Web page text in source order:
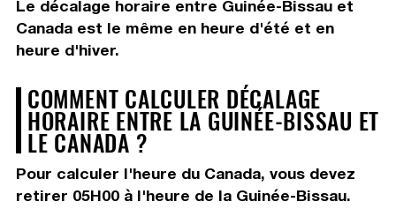
Le décalage horaire entre Guinée-Bissau et
Canada est le même en heure d'été et en
heure d'hiver.
COMMENT CALCULER DÉCALAGE
HORAIRE ENTRE LA GUINÉE-BISSAU ET
LE CANADA ?
Pour calculer l'heure du Canada, vous devez
retirer 05H00à l'heure de la Guinée-Bissau.